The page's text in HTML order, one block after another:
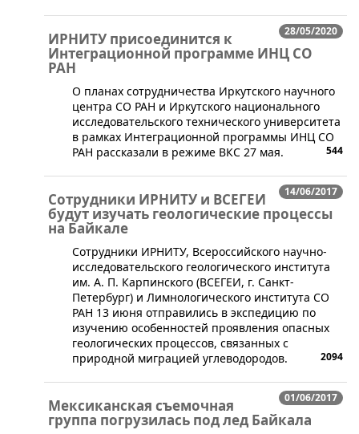
28/05/2020
ИРНИТУ присоединится к
Интеграционной программе ИНЦ СО
РАН
​О планах сотрудничества Иркутского научного
центра СО РАН и Иркутского национального
исследовательского технического университета
в рамках Интеграционной программы ИНЦ СО
РАН рассказали в режиме ВКС 27 мая.
544
14/06/2017
Сотрудники ИРНИТУ и ВСЕГЕИ
будут изучать геологические процессы
на Байкале
​Сотрудники ИРНИТУ, Всероссийского научно-
исследовательского геологического института
им. А. П. Карпинского (ВСЕГЕИ, г. Санкт-
Петербург) и Лимнологического института СО
РАН 13 июня отправились в экспедицию по
изучению особенностей проявления опасных
геологических процессов, связанных с
природной миграцией углеводородов.
2094
01/06/2017
Мексиканская съемочная
группа погрузилась под лед Байкала